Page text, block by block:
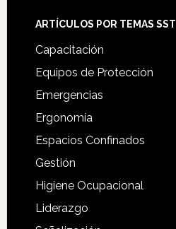
ARTÍCULOS POR TEMAS SST
Capacitación
Equipos de Protección
Emergencias
Ergonomía
Espacios Confinados
Gestión
Higiene Ocupacional
Liderazgo